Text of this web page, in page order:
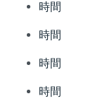
時間
時間
時間
時間